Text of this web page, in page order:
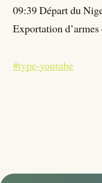
09:39 Départ du
Exportation
#type-youtube